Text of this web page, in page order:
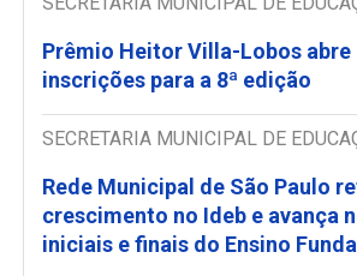
Prêmio Heitor Villa-Lobos abre
inscrições para a 8ª edição
SECRETARIA MUNICIPAL DE
Rede Municipal de São Paulo
crescimento no Ideb e avança
iniciais e finais do Ensino